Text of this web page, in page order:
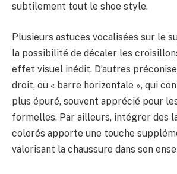
subtilement tout le shoe style.
Plusieurs astuces vocalisées sur le
la possibilité de décaler les
effet visuel inédit. D’autres
droit, ou « barre horizontale », qui
plus épuré, souvent apprécié pour
formelles. Par ailleurs, intégrer des
colorés apporte une touche
valorisant la chaussure dans son